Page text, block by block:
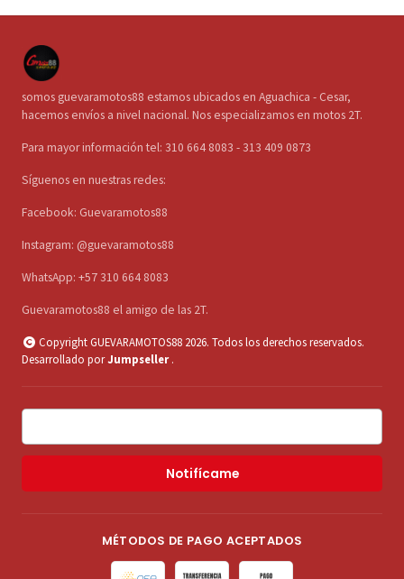
somos guevaramotos88 estamos ubicados en Aguachica - Cesar,
hacemos envíos a nivel nacional. Nos especializamos en motos 2T.
Para mayor información tel: 310 664 8083 - 313 409 0873
Síguenos en nuestras redes:
Facebook: Guevaramotos88
Instagram: @guevaramotos88
WhatsApp: +57 310 664 8083
Guevaramotos88 el amigo de las 2T.
Copyright GUEVARAMOTOS88 2026. Todos los derechos reservados.
Desarrollado porJumpseller .
Notifícame
MÉTODOS DE PAGO ACEPTADOS